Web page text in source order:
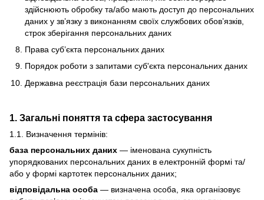
здійснюють обробку та/або мають доступ до персональних
даних у зв’язку з виконанням своїх службових обов’язків,
строк зберігання персональних даних
Права суб’єкта персональних даних
Порядок роботи з запитами суб'єкта персональних даних
Державна реєстрація бази персональних даних
1. Загальні поняття та сфера застосування
1.1. Визначення термінів:
база персональних даних — іменована сукупність
упорядкованих персональних даних в електронній формі та/
або у формі картотек персональних даних;
відповідальна особа — визначена особа, яка організовує